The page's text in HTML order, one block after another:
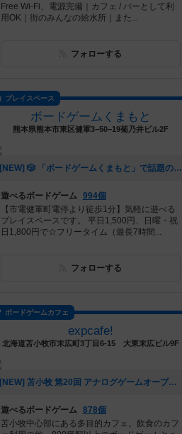
Free Wi-Fi、電源完備｜カフェ / バーとして利
用OK｜街のみんなの給水所｜また...
フォローする
プレイスペース
ボードゲームくまもと
熊本県熊本市東区健軍3−50−19菊乃井ビル2F
[NEW] 🎲 「ボードゲームくまもと」で話題のゲームにチャレンジ！ 🚀✨（2024年12月16日 12時53分）
遊べるボードゲーム 994個
【市電健軍町電停より徒歩1分】気軽に遊べる
プレイスペースです。 平日1,500円、日曜・祝
日1,800円で☆フリータイム（最長7時間...
フォローする
ボードゲームカフェ
expcafe!
北海道苫小牧市末広町3丁目6-15 大東末広ビル9F
[NEW] 苫小牧 第20回 アナログゲームオープン会 参加メンバー募集中！（2024年09月05日 23時49分）
遊べるボードゲーム 878個
苫小牧中心部にある多目的カフェ。飲食のカフ